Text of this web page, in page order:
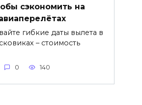
сэкономить на
гибкие даты вылета в
– стоимость
0 140